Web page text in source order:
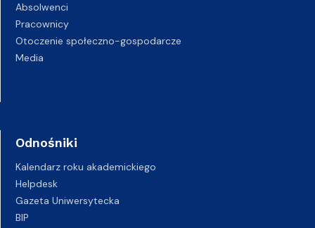
Absolwenci
Pracownicy
Otoczenie społeczno-gospodarcze
Media
Odnośniki
Kalendarz roku akademickiego
Helpdesk
Gazeta Uniwersytecka
BIP